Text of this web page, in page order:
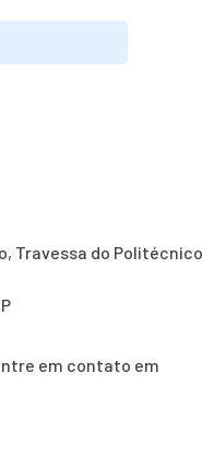
Travessa do
em contato em